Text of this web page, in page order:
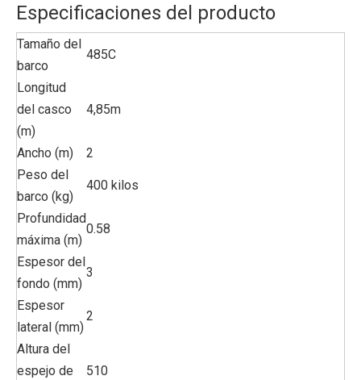
Especificaciones del producto
Tamaño del
barco
485C
Longitud
del casco
(m)
4,85m
Ancho (m)
2
Peso del
barco (kg)
400 kilos
Profundidad
máxima (m)
0.58
Espesor del
fondo (mm)
3
Espesor
lateral (mm)
2
Altura del
espejo de
510